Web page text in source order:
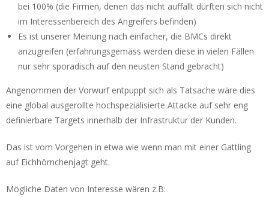
bei 100% (die Firmen, denen das nicht auffällt dürften sich nicht
im Interessenbereich des Angreifers befinden)
Es ist unserer Meinung nach einfacher, die BMCs direkt
anzugreifen (erfahrungsgemäss werden diese in vielen Fällen
nur sehr sporadisch auf den neusten Stand gebracht)
Angenommen der Vorwurf entpuppt sich als Tatsache wäre dies
eine global ausgerollte hochspezialisierte Attacke auf sehr eng
definierbare Targets innerhalb der Infrastruktur der Kunden.
Das ist vom Vorgehen in etwa wie wenn man mit einer Gattling
auf Eichhörnchenjagt geht.
Mögliche Daten von Interesse wären z.B: